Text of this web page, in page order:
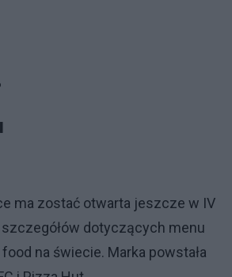
ma zostać otwarta jeszcze w IV
dotyczących menu
na świecie. Marka powstała